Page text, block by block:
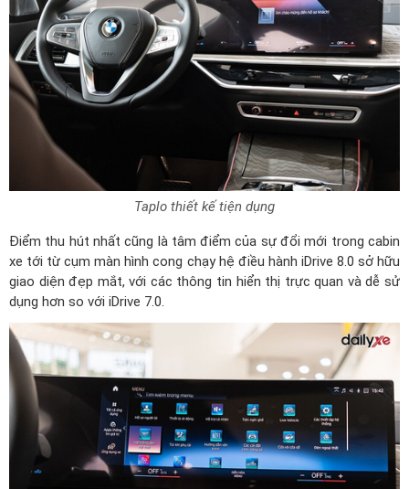
Taplo thiết kế tiện dụng
Điểm thu hút nhất cũng là tâm điểm của sự đổi mới trong cabin
xe tới từ cụm màn hình cong chạy hệ điều hành iDrive 8.0 sở hữu
giao diện đẹp mắt, với các thông tin hiển thị trực quan và dễ sử
dụng hơn so với iDrive 7.0.